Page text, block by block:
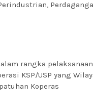
rangka
KSP/USP yang
Koperas